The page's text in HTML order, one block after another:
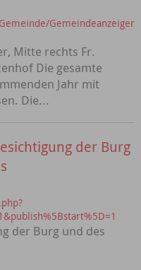
Gemeindeanzeiger
Mitte rechts Fr.
Die gesamte
Jahr mit
Die...
der Burg
der Burg und des